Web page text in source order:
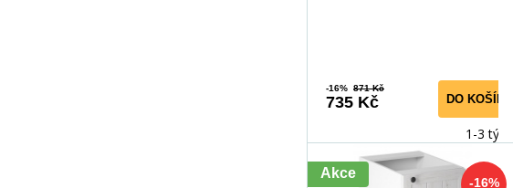
-16% 871 Kč
735 Kč DO KOŠÍKU
1-3 týdny
-16%
Akce